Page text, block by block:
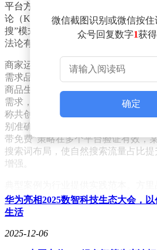
平台方面，小红书70%月活用户存
论（KOL+搜索+信息流）实现精准
搜”模式，用户观看视频后触发搜索
法论有效打通内容与货架场景。
商家运营策略需紧跟平台特性调整
需求品类（如3C数码、大家电）成
商品生命周期各阶段均发挥关键作
需求，成熟期利用长尾词提升转化
称共创与以图搜图技术成为流量互
别准确率达92%，日均引导成交超亿
带免费”策略在多个平台验证有效，
搜索词布局，使自然搜索流量占比
增强。
合策略，通过明星短视频引流、搜
段式打法，实现新品7天GMV破千万
本降低65%；宜家波席当通过搜索词
叠”功能关注度激增，重新定位产品
微信截图识别或微信按
众号回复数字1获
确定
华为亮相2025数智科技生态大会，
生活
2025-12-06